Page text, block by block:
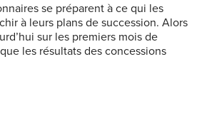
se préparent à ce qui les
à leurs plans de succession. Alors
sur les premiers mois de
les résultats des concessions